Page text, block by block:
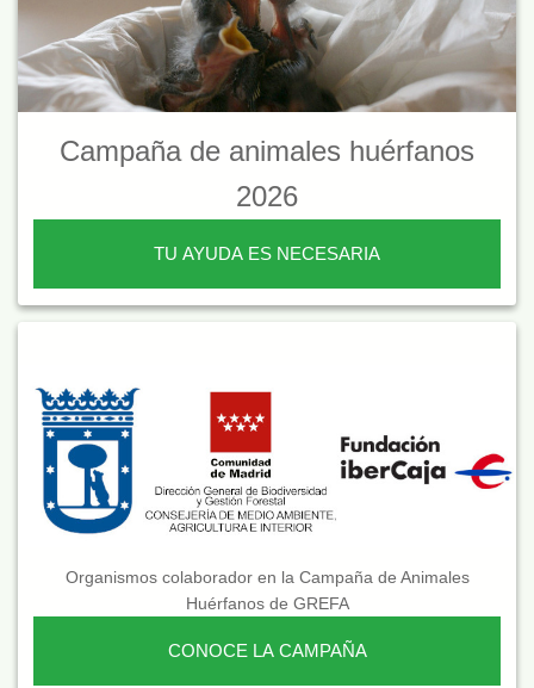
Campaña de animales huérfanos
2026
TU AYUDA ES NECESARIA
Organismos colaborador en la Campaña de Animales
Huérfanos de GREFA
CONOCE LA CAMPAÑA